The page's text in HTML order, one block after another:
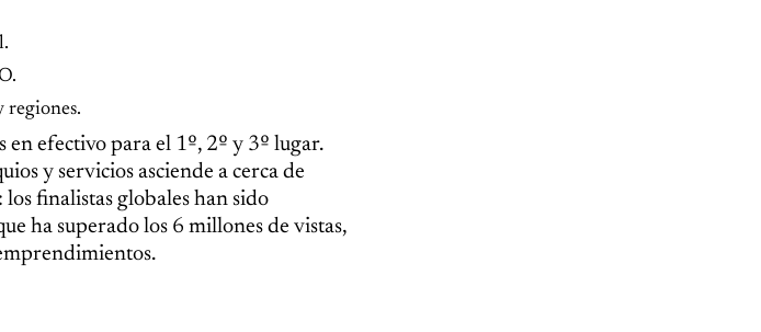
regiones.
efectivo para el 1º, 2º y 3º lugar.
y servicios asciende a cerca de
finalistas globales han sido
ha superado los 6 millones de vistas,